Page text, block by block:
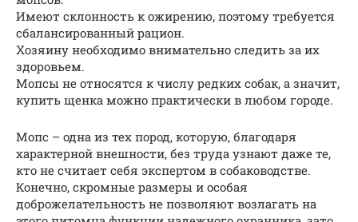
Имеют склонность к ожирению, поэтому требуется
сбалансированный рацион.
Хозяину необходимо внимательно следить за их
здоровьем.
Мопсы не относятся к числу редких собак, а значит,
купить щенка можно практически в любом городе.
Мопс – одна из тех пород, которую, благодаря
характерной внешности, без труда узнают даже те,
кто не считает себя экспертом в собаководстве.
Конечно, скромные размеры и особая
доброжелательность не позволяют возлагать на